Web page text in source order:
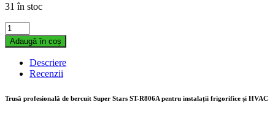
31 în stoc
Trusă
de
bercuit
Super
Stars
cu
Adaugă în coș
Descriere
Recenzii
Trusă profesională de bercuit Super Stars ST-R806A pentru instalații frigorifice și HVAC